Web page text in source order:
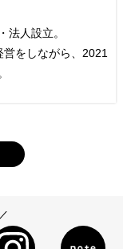
法人設立。
をしながら、2021